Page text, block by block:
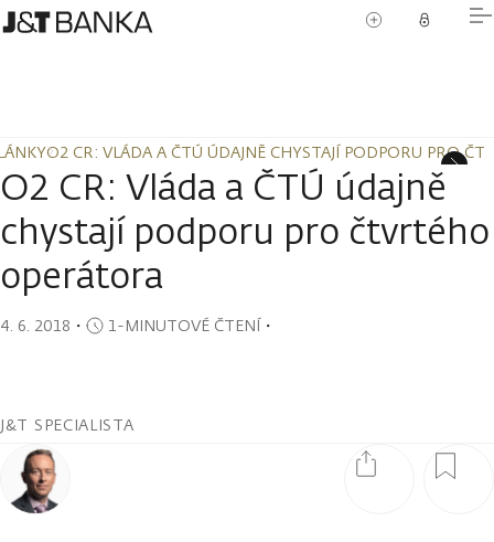
O2 CR: VLÁDA A ČTÚ ÚDAJNĚ CHYSTAJÍ PODPORU PRO
O2 CR: VLÁDA A ČTÚ ÚDAJNĚ CHYSTAJÍ PODPORU PRO
O2 CR: Vláda a ČTÚ údajně
chystají podporu pro čtvrtého
operátora
4. 6. 2018 ・ 1-MINUTOVÉ ČTENÍ・
J&T SPECIALISTA